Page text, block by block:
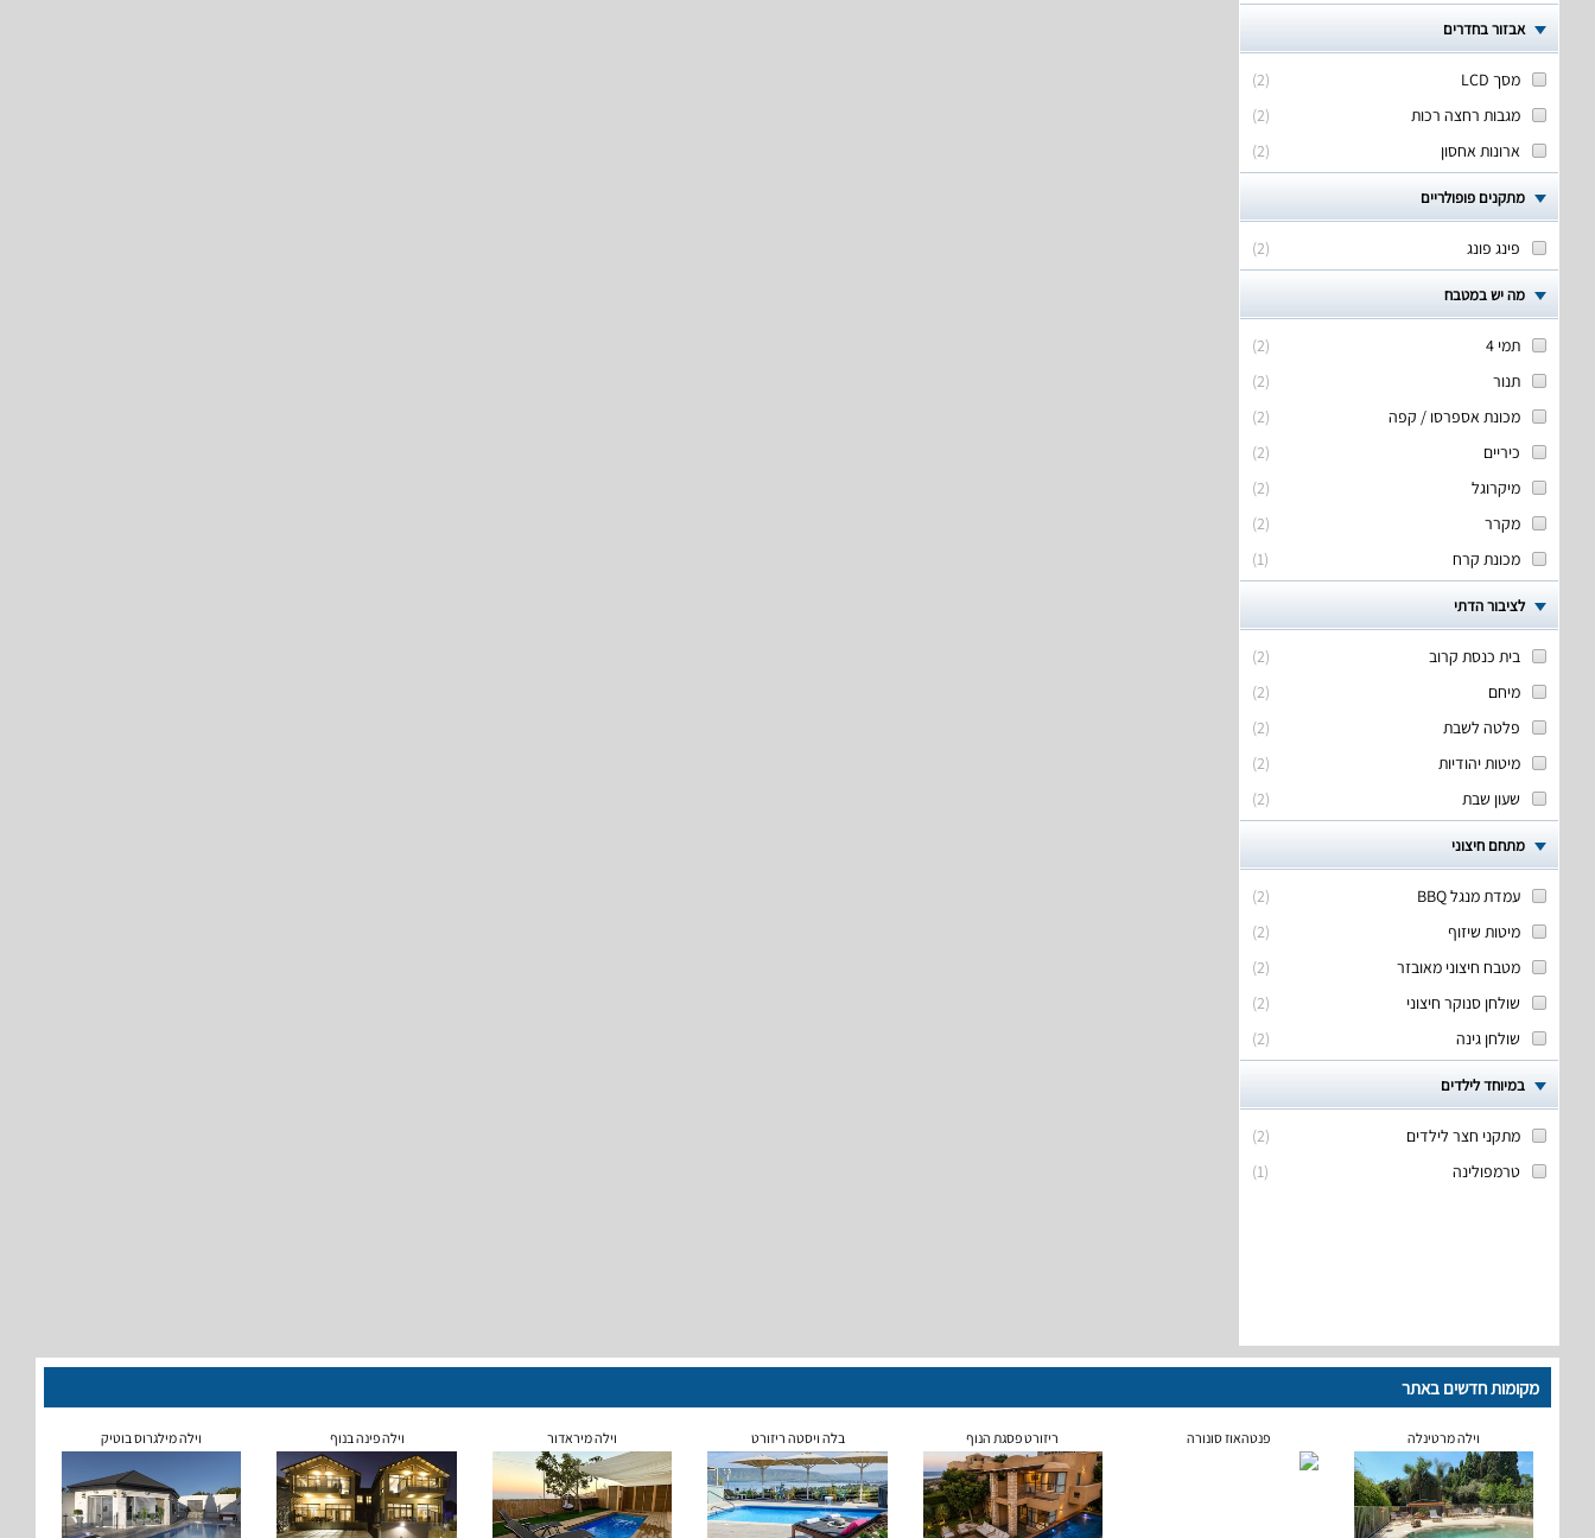
אבזור בחדרים
(
2
)
מסך LCD
(
2
)
מגבות רחצה רכות
(
2
) ארונות אחסון
מתקנים פופולריים
(
2
) פינג פונג
מה יש במטבח
(
2
)
תמי 4
(
2
)
תנור
(
2
)
מכונת אספרסו / קפה
(
2
)
כיריים
(
2
)
מיקרוגל
(
2
)
מקרר
(
1
) מכונת קרח
לציבור הדתי
(
2
)
בית כנסת קרוב
(
2
)
מיחם
(
2
)
פלטה לשבת
(
2
)
מיטות יהודיות
(
2
) שעון שבת
מתחם חיצוני
(
2
)
עמדת מנגל BBQ
(
2
)
מיטות שיזוף
(
2
)
מטבח חיצוני מאובזר
(
2
)
שולחן סנוקר חיצוני
(
2
) שולחן גינה
במיוחד לילדים
(
2
)
מתקני חצר לילדים
(
1
) טרמפולינה
מקומות חדשים באתר
וילה מרטינלה פנטהאוז סונורה ריזורט פסגת הנוף בלה ויסטה ריזורט וילה מיראדור וילה פינה בנוף וילה מילגרוס בוטיק